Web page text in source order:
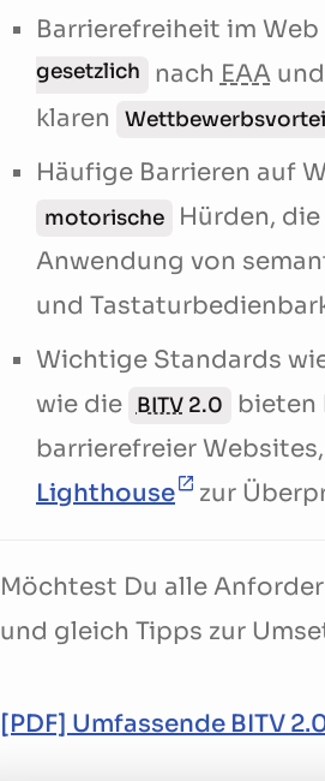
Barrierefreiheit im
gesetzlich nach EAAund
klaren
Häufige Barrieren auf
motorische
Hürden,
Anwendung von
und
Wichtige Standards
wie die
BITV2.0
bieten
barrierefreier
Lighthouse
zur
Möchtest Du alle
und gleich Tipps zur
[PDF] Umfassende BITV